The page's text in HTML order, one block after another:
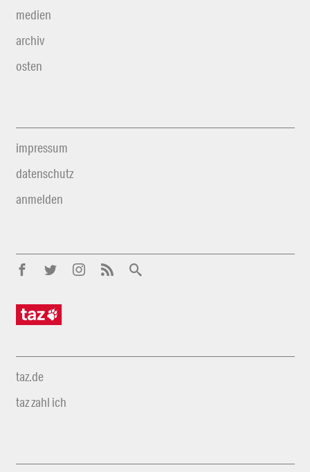
medien
archiv
osten
impressum
datenschutz
anmelden
taz.de
taz zahl ich